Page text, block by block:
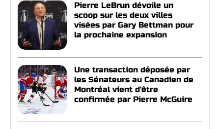
Pierre LeBrun dévoile un
scoop sur les deux villes
visées par Gary Bettman pour
la prochaine expansion
Une transaction déposée par
les Sénateurs au Canadien de
Montréal vient d'être
confirmée par Pierre McGuire